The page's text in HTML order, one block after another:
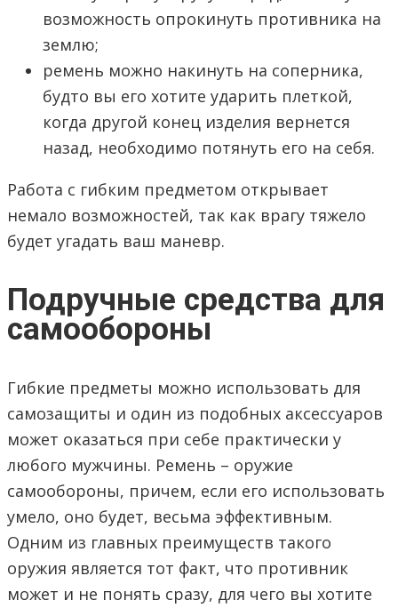
возможность опрокинуть противника на
землю;
ремень можно накинуть на соперника,
будто вы его хотите ударить плеткой,
когда другой конец изделия вернется
назад, необходимо потянуть его на себя.
Работа с гибким предметом открывает
немало возможностей, так как врагу тяжело
будет угадать ваш маневр.
Подручные средства для
самообороны
Гибкие предметы можно использовать для
самозащиты и один из подобных аксессуаров
может оказаться при себе практически у
любого мужчины. Ремень – оружие
самообороны, причем, если его использовать
умело, оно будет, весьма эффективным.
Одним из главных преимуществ такого
оружия является тот факт, что противник
может и не понять сразу, для чего вы хотите